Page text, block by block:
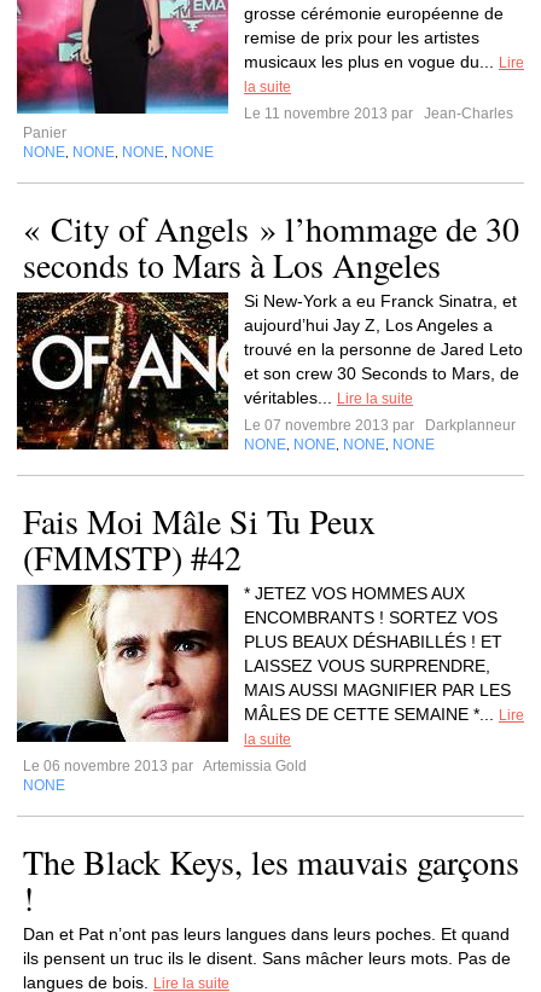
grosse cérémonie européenne de
remise de prix pour les artistes
musicaux les plus en vogue du...
Lire
la suite
Le 11 novembre 2013 par
Jean-Charles
Panier
NONE NONE NONE NONE
« City of Angels » l’hommage de 30
seconds to Mars à Los Angeles
Si New-York a eu Franck Sinatra, et
aujourd’hui Jay Z, Los Angeles a
trouvé en la personne de Jared Leto
et son crew 30 Seconds to Mars, de
véritables...
Lire la suite
Le 07 novembre 2013 par
Darkplanneur
NONE NONE NONE NONE
Fais Moi Mâle Si Tu Peux
(FMMSTP) #42
* JETEZ VOS HOMMES AUX
ENCOMBRANTS ! SORTEZ VOS
PLUS BEAUX DÉSHABILLÉS ! ET
LAISSEZ VOUS SURPRENDRE,
MAIS AUSSI MAGNIFIER PAR LES
MÂLES DE CETTE SEMAINE *...
Lire
la suite
Le 06 novembre 2013 par Artemissia Gold
NONE
The Black Keys, les mauvais garçons
!
Dan et Pat n’ont pas leurs langues dans leurs poches. Et quand
ils pensent un truc ils le disent. Sans mâcher leurs mots. Pas de
langues de bois.
Lire la suite